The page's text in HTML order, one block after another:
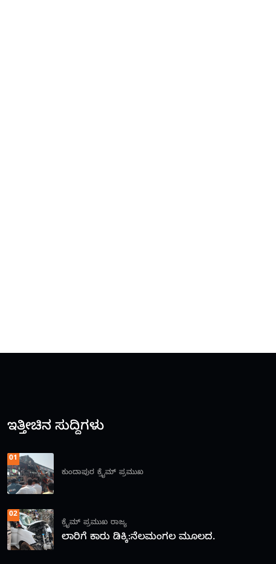
ಇತ್ತೀಚಿನ ಸುದ್ದಿಗಳು
01
ಕುಂದಾಪುರ ಕ್ರೈಮ್ ಪ್ರಮುಖ
02
ಕ್ರೈಮ್ ಪ್ರಮುಖ ರಾಜ್ಯ
ಲಾರಿಗೆ ಕಾರು ಡಿಕ್ಕಿ:ನೆಲಮಂಗಲ ಮೂಲದ.